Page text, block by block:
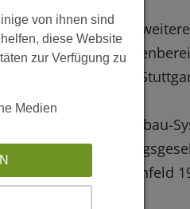
Eine
DVA
"Holzbau-
Braunfeld
von ihnen sind
diese Website
zur Verfügung zu
Medien